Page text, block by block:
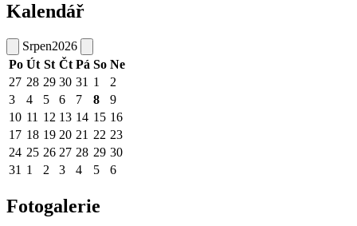
Kalendář
Srpen2026
Po Út St Čt Pá So Ne
27 28 29 30 31 1
2
3
4 5 6 7 8
9
10 11 12 13 14 15 16
17 18 19 20 21 22 23
24 25 26 27 28 29 30
31 1 2 3 4 5 6
Fotogalerie